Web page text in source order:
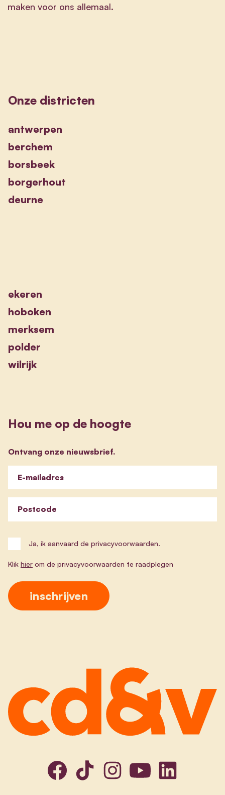
maken voor ons allemaal.
Onze districten
antwerpen
berchem
borsbeek
borgerhout
deurne
ekeren
hoboken
merksem
polder
wilrijk
Hou me op de hoogte
Ontvang onze nieuwsbrief.
E-mailadres
Postcode
Ja, ik aanvaard de privacyvoorwaarden.
Klik hier om de privacyvoorwaarden te raadplegen